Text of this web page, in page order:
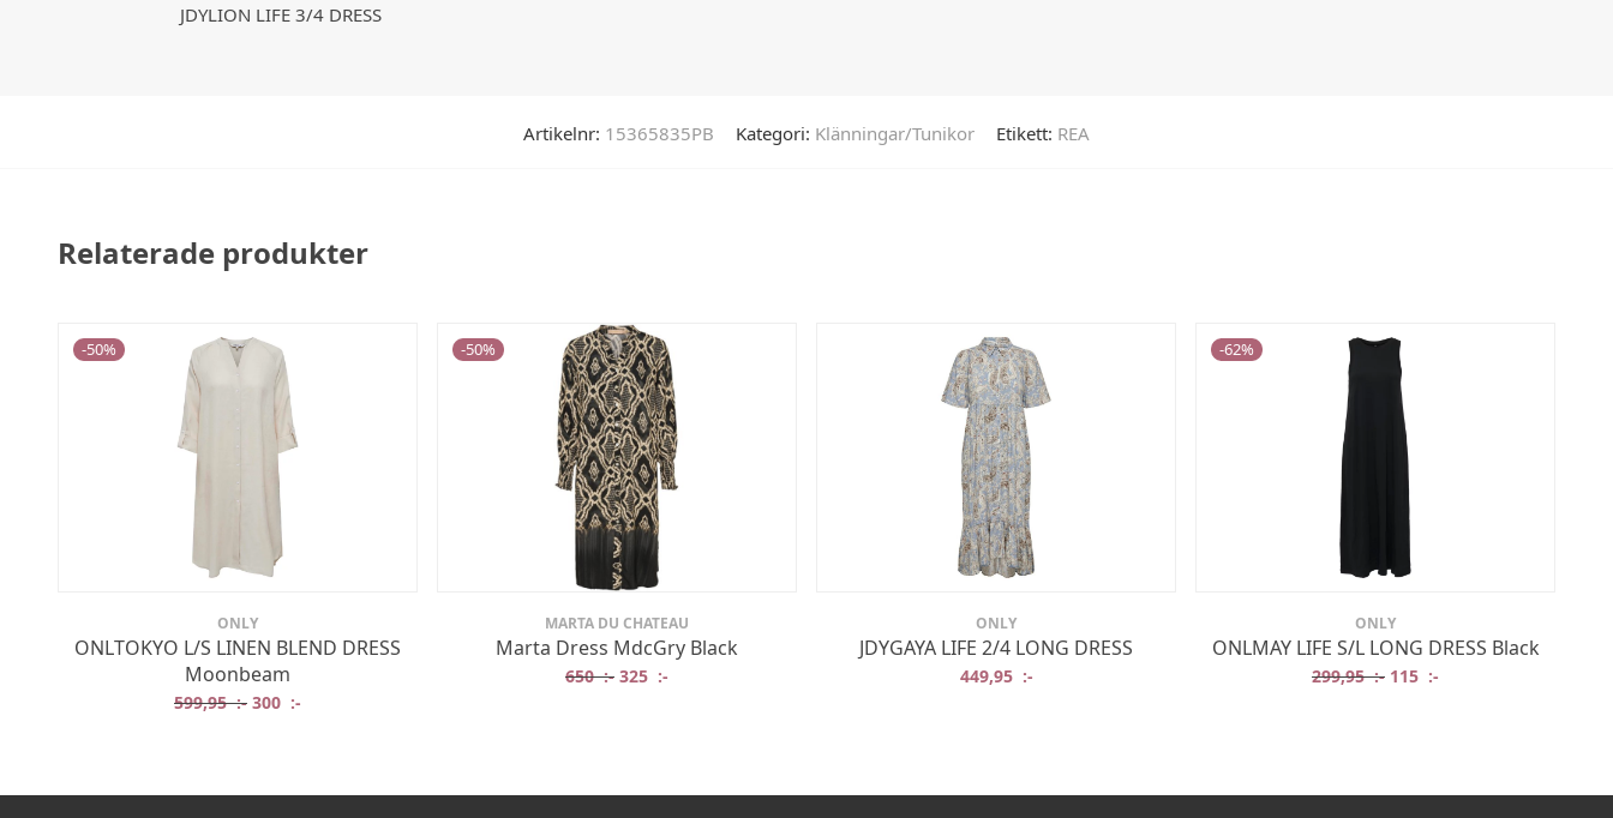
JDYLION LIFE 3/4 DRESS
Artikelnr: 15365835PB Kategori: Klänningar/Tunikor Etikett: REA
Relaterade produkter
-50%
ONLY
ONLTOKYO L/S LINEN BLEND DRESS
Moonbeam
599,95:- Det ursprungliga priset var: 599,95 :-.
300 :-
-50%
MARTA DU CHATEAU
Marta Dress MdcGry Black
650:- Det ursprungliga priset var: 650 :-.
325 :-
ONLY
JDYGAYA LIFE 2/4 LONG DRESS
449,95 :-
-62%
ONLY
ONLMAY LIFE S/L LONG DRESS Black
299,95:- Det ursprungliga priset
115 :-